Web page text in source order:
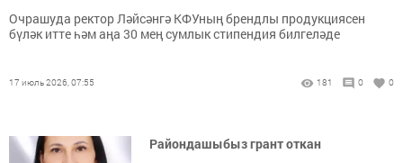
Очрашуда ректор Ләйсәнгә КФУның брендлы продукциясен
бүләк итте һәм аңа 30 мең сумлык стипендия билгеләде
17 июль 2026, 07:55 181 0 0
Райондашыбыз грант откан